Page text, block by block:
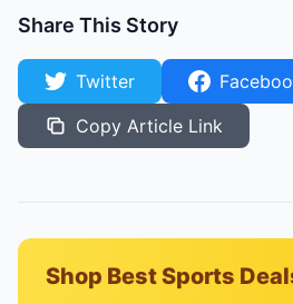
Share This Story
Twitter
Copy Article Link
Shop Best Sports